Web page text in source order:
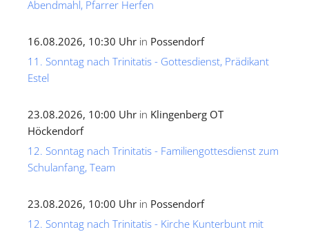
Abendmahl, Pfarrer Herfen
16.08.2026, 10:30 Uhr in Possendorf
11. Sonntag nach Trinitatis - Gottesdienst, Prädikant
Estel
23.08.2026, 10:00 Uhr in Klingenberg OT
Höckendorf
12. Sonntag nach Trinitatis - Familiengottesdienst zum
Schulanfang, Team
23.08.2026, 10:00 Uhr in Possendorf
12. Sonntag nach Trinitatis - Kirche Kunterbunt mit